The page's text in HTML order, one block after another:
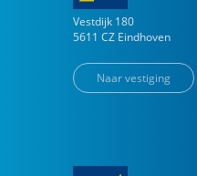
Vestdijk 180
5611 CZ Eindhoven
Naar vestiging